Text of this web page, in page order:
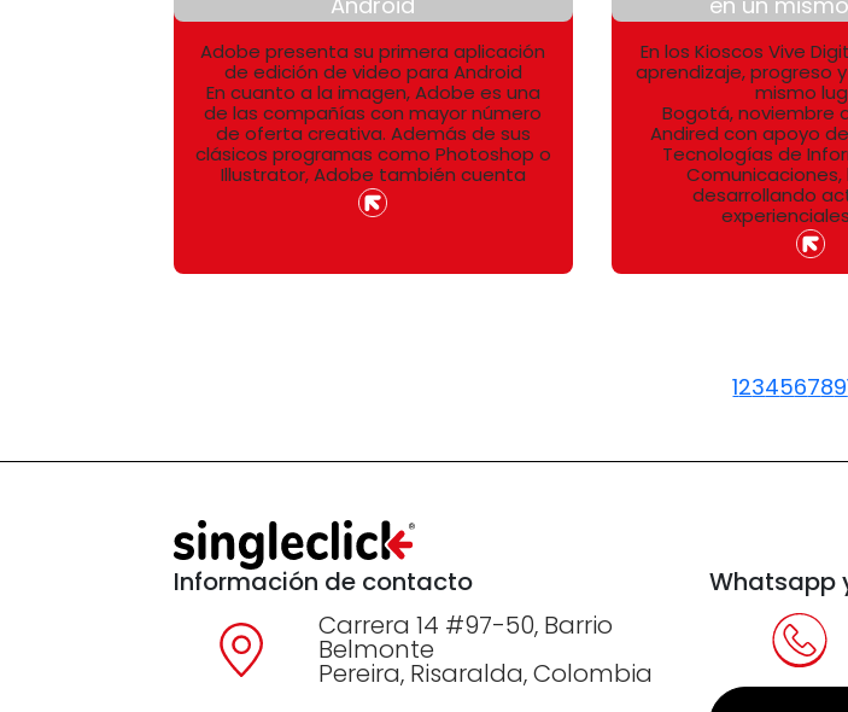
Adobe presenta su primera aplicación
de edición de video para Android
En cuanto a la imagen, Adobe es una
de las compañías con mayor número
de oferta creativa. Además de sus
clásicos programas como Photoshop o
Illustrator, Adobe también cuenta
En los Kioscos Vive
aprendizaje, progreso
mismo
Bogotá, noviembre
Andired con apoyo
Tecnologías de
Comunicaciones,
desarrollando
123456789
Información de contacto
Carrera 14 #97-50, Barrio
Belmonte
Pereira, Risaralda, Colombia
Whatsapp